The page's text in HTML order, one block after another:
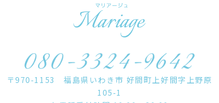
〒970-1153 福島県いわき市 好間町上好間字上野原
105-1